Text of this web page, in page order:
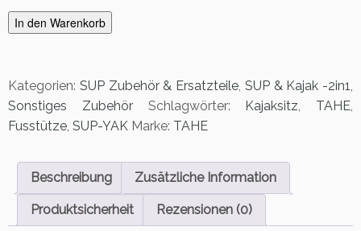
a
K
a
In den Warenkorb
Kategorien: SUP Zubehör & Ersatzteile, SUP & Kajak -2in1,
Sonstiges Zubehör
Schlagwörter: Kajaksitz, TAHE,
Fusstütze, SUP-YAK Marke: TAHE
Beschreibung Zusätzliche Information
Produktsicherheit Rezensionen (0)